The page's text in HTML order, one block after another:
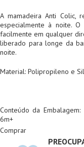
A mamadeira Anti Colic,
especialmente à noite.
facilmente em qualquer
liberado para longe da
noite.
Material: Polipropileno e
Conteúdo da
6m+
Comprar